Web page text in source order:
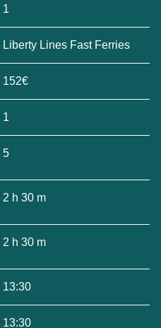
1
Liberty Lines Fast Ferries
152€
1
5
2 h 30 m
2 h 30 m
13:30
13:30